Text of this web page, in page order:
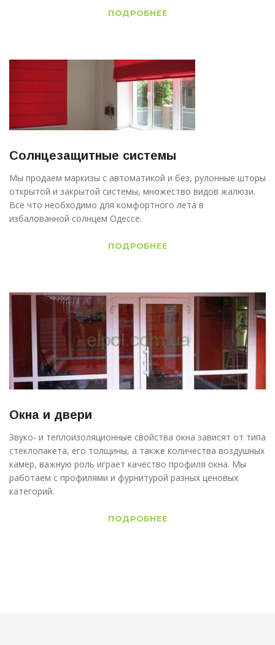
ПОДРОБНЕЕ
Солнцезащитные системы
Мы продаем маркизы с автоматикой и без, рулонные шторы
открытой и закрытой системы, множество видов жалюзи.
Все что необходимо для комфортного лета в
избалованной солнцем Одессе.
ПОДРОБНЕЕ
Окна и двери
Звуко- и теплоизоляционные свойства окна зависят от типа
стеклопакета, его толщины, а также количества воздушных
камер, важную роль играет качество профиля окна. Мы
работаем с профилями и фурнитурой разных ценовых
категорий.
ПОДРОБНЕЕ